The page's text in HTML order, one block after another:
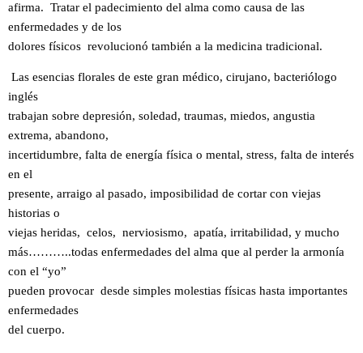
afirma. Tratar el padecimiento del alma como causa de las
enfermedades y de los
dolores físicos revolucionó también a la medicina tradicional.
Las esencias florales de este gran médico, cirujano, bacteriólogo
inglés
trabajan sobre depresión, soledad, traumas, miedos, angustia
extrema, abandono,
incertidumbre, falta de energía física o mental, stress, falta de interés
en el
presente, arraigo al pasado, imposibilidad de cortar con viejas
historias o
viejas heridas, celos, nerviosismo, apatía, irritabilidad, y mucho
más………..todas enfermedades del alma que al perder la armonía
con el “yo”
pueden provocar desde simples molestias físicas hasta importantes
enfermedades
del cuerpo.